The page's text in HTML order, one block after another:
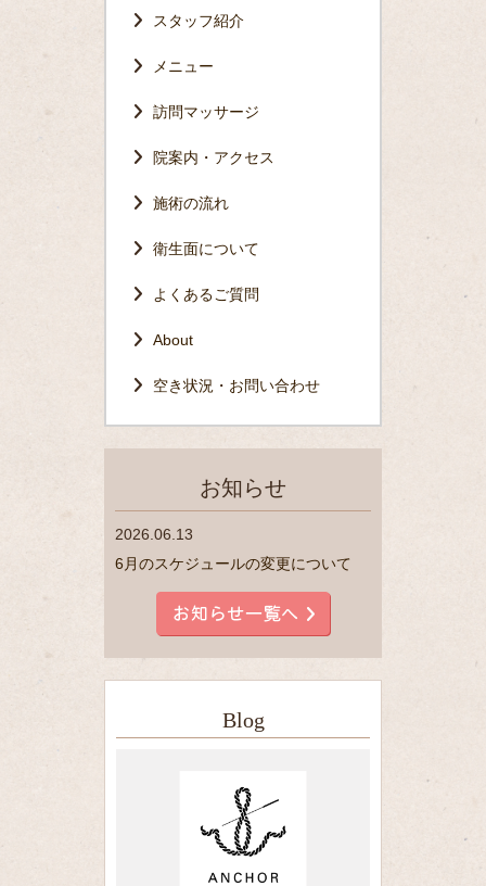
スタッフ紹介
メニュー
訪問マッサージ
院案内・アクセス
施術の流れ
衛生面について
よくあるご質問
About
空き状況・お問い合わせ
お知らせ
2026.06.13
6月のスケジュールの変更について
Blog